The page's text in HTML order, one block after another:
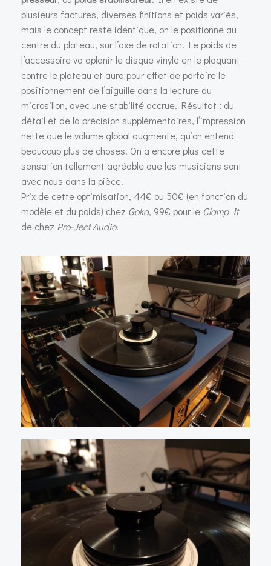
plusieurs factures, diverses finitions et poids variés,
mais le concept reste identique, on le positionne au
centre du plateau, sur l’axe de rotation. Le poids de
l’accessoire va aplanir le disque vinyle en le plaquant
contre le plateau et aura pour effet de parfaire le
positionnement de l’aiguille dans la lecture du
microsillon, avec une stabilité accrue. Résultat : du
détail et de la précision supplémentaires, l’impression
nette que le volume global augmente, qu’on entend
beaucoup plus de choses. On a encore plus cette
sensation tellement agréable que les musiciens sont
avec nous dans la pièce.
Prix de cette optimisation, 44€ ou 50€ (en fonction du
modèle et du poids) chez Goka, 99€ pour le Clamp It
de chez Pro-Ject Audio.